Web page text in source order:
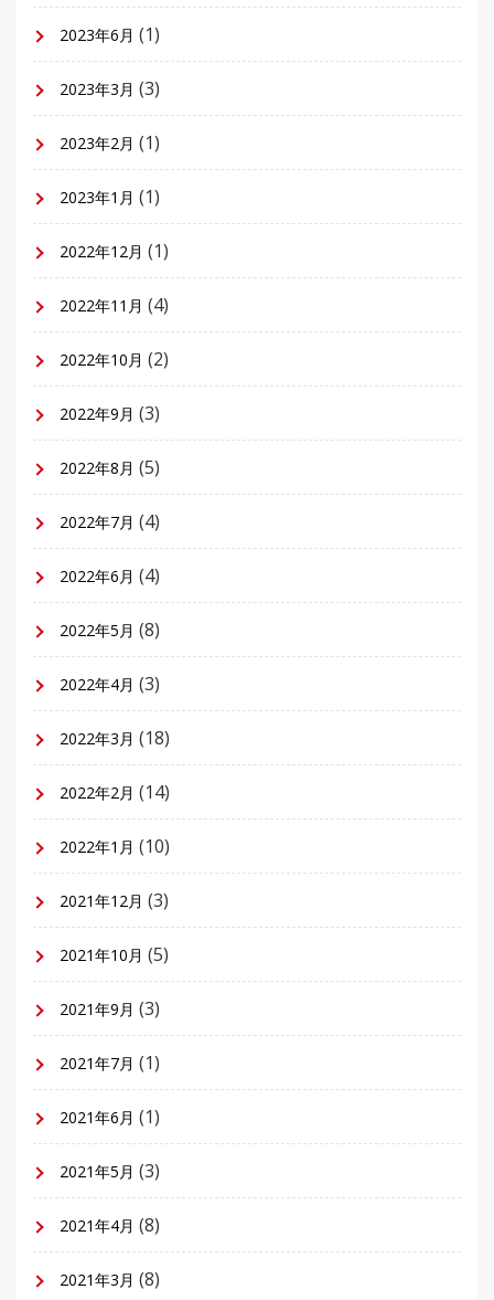
2023年6月 (1)
2023年3月 (3)
2023年2月 (1)
2023年1月 (1)
2022年12月 (1)
2022年11月 (4)
2022年10月 (2)
2022年9月 (3)
2022年8月 (5)
2022年7月 (4)
2022年6月 (4)
2022年5月 (8)
2022年4月 (3)
2022年3月 (18)
2022年2月 (14)
2022年1月 (10)
2021年12月 (3)
2021年10月 (5)
2021年9月 (3)
2021年7月 (1)
2021年6月 (1)
2021年5月 (3)
2021年4月 (8)
2021年3月 (8)